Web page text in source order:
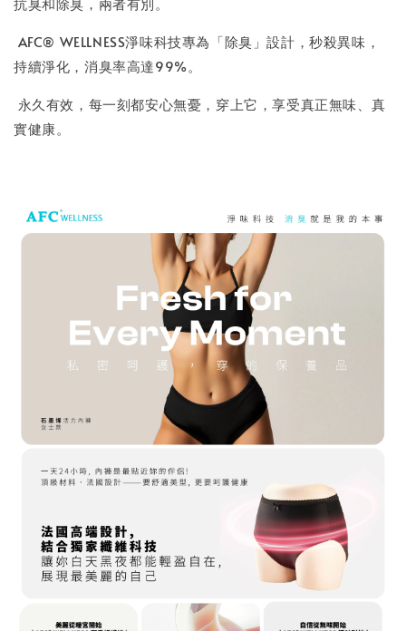
AFC® WELLNESS淨味科技專為「除臭」設計，秒殺異味，
持續淨化，消臭率高達99%。
永久有效，每一刻都安心無憂，穿上它，享受真正無味、真
實健康。